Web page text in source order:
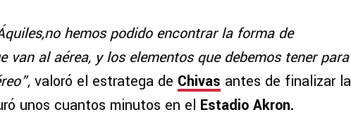
hemos podido encontrar la forma de
van al aérea, y los elementos que debemos tener para
valoró el estratega de Chivas antes de finalizar la
unos cuantos minutos en el Estadio Akron.